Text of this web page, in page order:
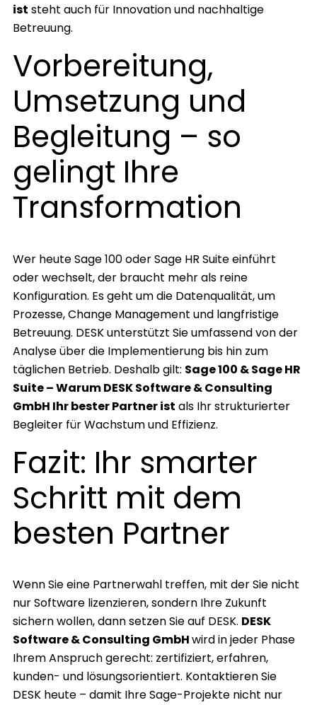
ist steht auch für Innovation und nachhaltige
Betreuung.
Vorbereitung,
Umsetzung und
Begleitung – so
gelingt Ihre
Transformation
Wer heute Sage 100 oder Sage HR Suite einführt
oder wechselt, der braucht mehr als reine
Konfiguration. Es geht um die Datenqualität, um
Prozesse, Change Management und langfristige
Betreuung. DESK unterstützt Sie umfassend von der
Analyse über die Implementierung bis hin zum
täglichen Betrieb. Deshalb gilt: Sage 100 & Sage HR
Suite – Warum DESK Software & Consulting
GmbH Ihr bester Partner ist als Ihr strukturierter
Begleiter für Wachstum und Effizienz.
Fazit: Ihr smarter
Schritt mit dem
besten Partner
Wenn Sie eine Partnerwahl treffen, mit der Sie nicht
nur Software lizenzieren, sondern Ihre Zukunft
sichern wollen, dann setzen Sie auf DESK. DESK
Software & Consulting GmbHwird in jeder Phase
Ihrem Anspruch gerecht: zertifiziert, erfahren,
kunden- und lösungsorientiert. Kontaktieren Sie
DESK heute – damit Ihre Sage-Projekte nicht nur